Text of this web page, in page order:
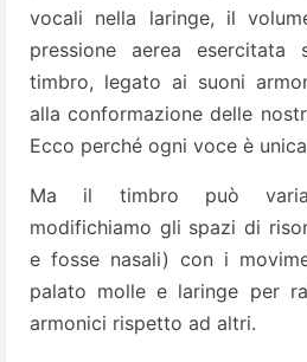
vocali nella laringe, il
pressione aerea
timbro, legato ai suoni
alla conformazione delle
Ecco perché ogni voce è
Ma il timbro può
modifichiamo gli spazi di
e fosse nasali) con i
palato molle e laringe per
armonici rispetto ad altri.